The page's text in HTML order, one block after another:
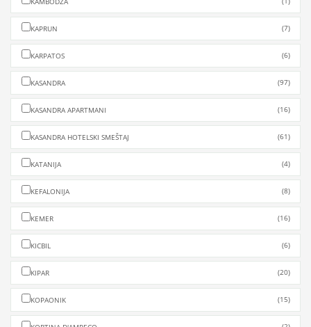
KAPRUN (7)
KARPATOS (6)
KASANDRA (97)
KASANDRA APARTMANI (16)
KASANDRA HOTELSKI SMEŠTAJ (61)
KATANIJA (4)
KEFALONIJA (8)
KEMER (16)
KICBIL (6)
KIPAR (20)
KOPAONIK (15)